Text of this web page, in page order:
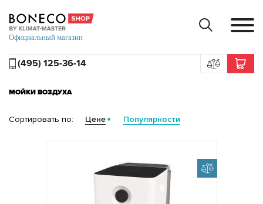
(495) 125-36-14
МОЙКИ ВОЗДУХА
Сортировать по: Цене Популярности